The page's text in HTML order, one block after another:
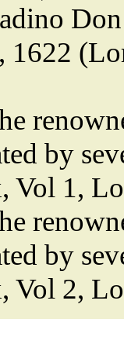
1622
by
Vol 1,
by
Vol 2,